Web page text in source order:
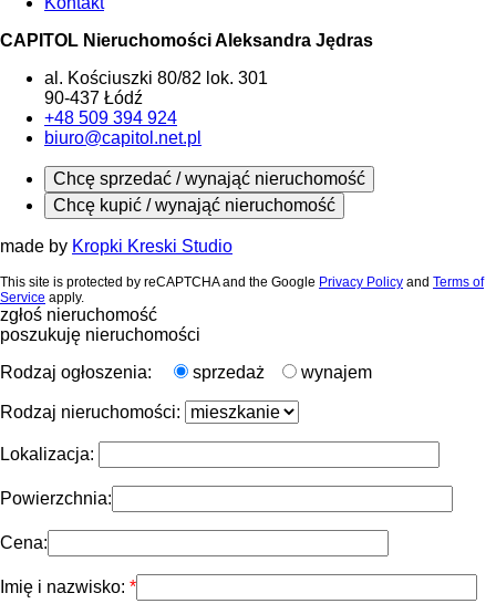
CAPITOL Nieruchomości Aleksandra Jędras
al. Kościuszki 80/82 lok. 301
90-437 Łódź
+48 509 394 924
biuro@capitol.net.pl
Chcę sprzedać / wynająć nieruchomość
Chcę kupić / wynająć nieruchomość
made by Kropki Kreski Studio
This site is protected by reCAPTCHA and the Google Privacy Policy and Terms of
Service apply.
zgłoś nieruchomość
poszukuję nieruchomości
Rodzaj ogłoszenia:
sprzedaż wynajem
Rodzaj nieruchomości:
Lokalizacja:
Powierzchnia:
Cena:
Imię i nazwisko: